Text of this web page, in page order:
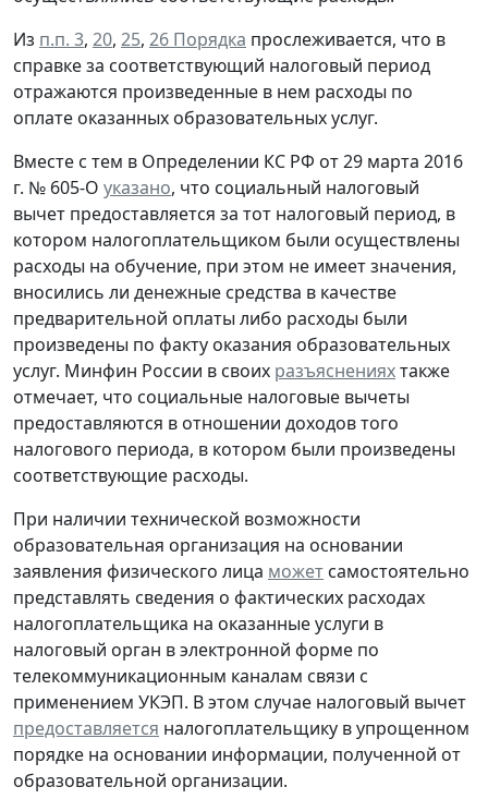
Из п.п. 3, 20, 25, 26 Порядка прослеживается, что в
справке за соответствующий налоговый период
отражаются произведенные в нем расходы по
оплате оказанных образовательных услуг.
Вместе с тем в Определении КС РФ от 29 марта 2016
г. № 605-О указано, что социальный налоговый
вычет предоставляется за тот налоговый период, в
котором налогоплательщиком были осуществлены
расходы на обучение, при этом не имеет значения,
вносились ли денежные средства в качестве
предварительной оплаты либо расходы были
произведены по факту оказания образовательных
услуг. Минфин России в своих разъясненияхтакже
отмечает, что социальные налоговые вычеты
предоставляются в отношении доходов того
налогового периода, в котором были произведены
соответствующие расходы.
При наличии технической возможности
образовательная организация на основании
заявления физического лица может самостоятельно
представлять сведения о фактических расходах
налогоплательщика на оказанные услуги в
налоговый орган в электронной форме по
телекоммуникационным каналам связи с
применением УКЭП. В этом случае налоговый вычет
предоставляется налогоплательщику в упрощенном
порядке на основании информации, полученной от
образовательной организации.